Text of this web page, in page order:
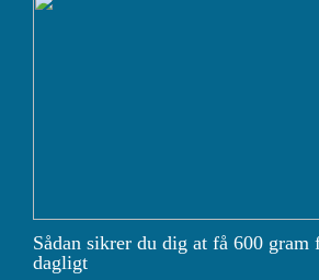
Sådan sikrer du dig at få 600 gram
dagligt